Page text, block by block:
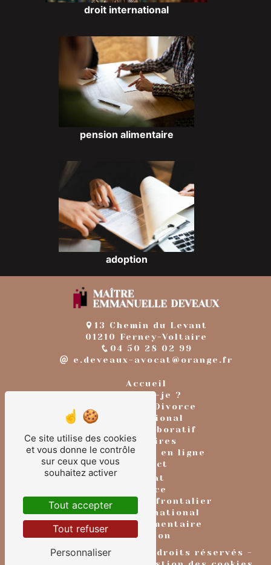
droit international
pension alimentaire
adoption
13 Chemin du Levant
01210 Ferney-Voltaire
04 50 28 02 99
e.deveaux-avocat@orange.fr
Accueil
Qui suis-je ?
Divorce & Divorce
international
Droit collaboratif
Honoraires
Rendez-vous en ligne
Contact
avocat
divorce
divorce transfrontalier
droit international
pension alimentaire
adoption
Vistalid- 2026 - Tous droits réservés -
Ce site utilise des cookies
et vous donne le contrôle
sur ceux que vous
souhaitez activer
Tout accepter
Tout refuser
Personnaliser